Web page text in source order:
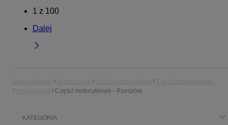
1 z 100
Dalej
Części motocyklowe - Rzeszów
KATEGORIA